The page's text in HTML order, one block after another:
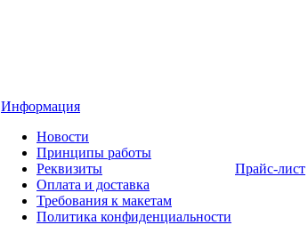
Информация
Новости
Принципы работы
Реквизиты
Оплата и доставка
Требования к макетам
Политика конфиденциальности
Прайс-лист